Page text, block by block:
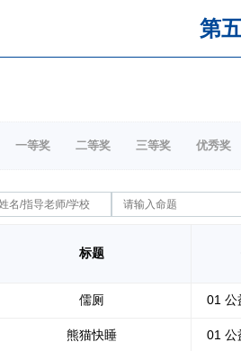
第
一等奖 二等奖 三等奖 优秀奖
标题
儒厕
01 公
熊猫快睡
01 公